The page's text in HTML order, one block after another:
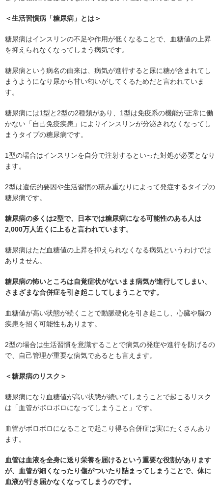
＜生活習慣病「糖尿病」とは＞
糖尿病はインスリンの不足や作用が低くなることで、血糖値の上昇
を抑えられなくなってしまう病気です。
糖尿病という病名の由来は、病気が進行すると尿に糖が含まれてし
まうようになり尿から甘い匂いがしてくるためだと言われていま
す。
糖尿病には1型と2型の2種類があり、1型は免疫系の機能が正常に働
かない「自己免疫疾患」によりインスリンが分泌されなくなってし
まうタイプの糖尿病です。
1型の場合はインスリンを自分で注射するといった対処が必要となり
ます。
2型は遺伝的要因や生活習慣の積み重なりによって発症するタイプの
糖尿病です。
糖尿病の多くは2型で、日本では糖尿病になる可能性のある人は
2,000万人近くに上ると言われています。
糖尿病はただ血糖値の上昇を抑えられなくなる病気というわけでは
ありません。
糖尿病の怖いところは自覚症状がないまま病気が進行してしまい、
さまざまな合併症を引き起こしてしまうことです。
血糖値が高い状態が続くことで動脈硬化を引き起こし、心臓や脳の
疾患を招く可能性もあります。
2型の場合は生活習慣を意識することで病気の発症や進行を防げるの
で、自己管理が重要な病気であるとも言えます。
＜糖尿病のリスク＞
糖尿病になり血糖値が高い状態が続いてしまうことで起こるリスク
は「血管がボロボロになってしまうこと」です。
血管がボロボロになることで起こり得る合併症は実にたくさんあり
ます。
血管は血液を全身に送り栄養を届けるという重要な役割があります
が、血管が細くなったり傷がついたり詰まってしまうことで、体に
血液が行き届かなくなってしまうのです。